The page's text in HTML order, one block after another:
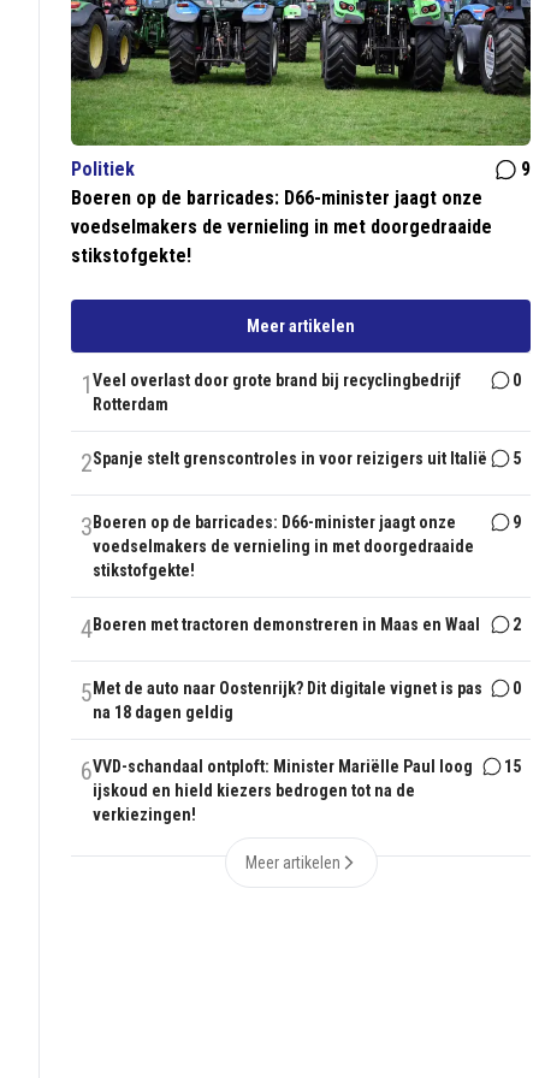
Politiek
9
Boeren op de barricades: D66-minister jaagt onze
voedselmakers de vernieling in met doorgedraaide
stikstofgekte!
Meer artikelen
1Veel overlast door grote brand bij recyclingbedrijf
Rotterdam
0
2Spanje stelt grenscontroles in voor reizigers uit Italië 5
3 Boeren op de barricades: D66-minister jaagt onze
voedselmakers de vernieling in met doorgedraaide
stikstofgekte!
9
4Boeren met tractoren demonstreren in Maas en Waal 2
5 Met de auto naar Oostenrijk? Dit digitale vignet is pas
na 18 dagen geldig
0
6VVD-schandaal ontploft: Minister Mariëlle Paul loog
ijskoud en hield kiezers bedrogen tot na de
verkiezingen!
15
Meer artikelen